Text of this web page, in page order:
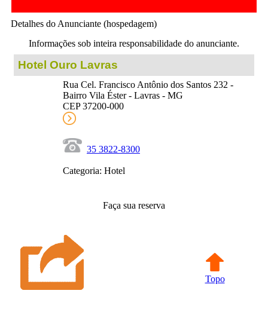
Detalhes do Anunciante (hospedagem)
Informações sob inteira responsabilidade do anunciante.
Hotel Ouro Lavras
Rua Cel. Francisco Antônio dos Santos 232 -
Bairro Vila Éster - Lavras - MG
CEP 37200-000
35 3822-8300
Categoria: Hotel
Faça sua reserva
Topo